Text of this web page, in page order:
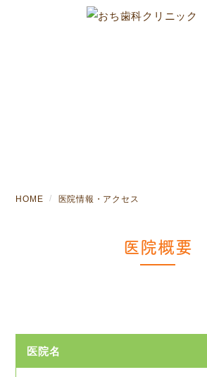
HOME 医院情報・アクセス
医院概要
医院名